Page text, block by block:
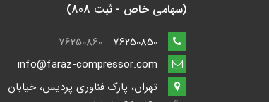
(سهامی خاص - ثبت 808)
76250860
تهران، پارک فناوری پردیس، خیابان